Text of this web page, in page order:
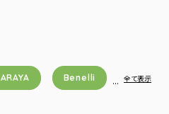
ARAYA Benelli … 全て表示